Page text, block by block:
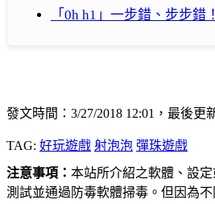
「0h h1」一步錯、步步
發文時間：3/27/2018 12:01，最後更
TAG: 好玩遊戲 射泡泡 彈珠遊戲
注意事項： 本站所介紹之軟體、設
測試並通過防毒軟體掃毒。但因為